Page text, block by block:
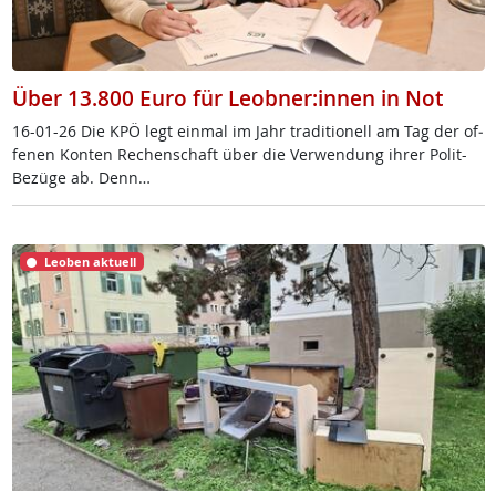
Über 13.800 Euro für Leobner:innen in Not
16-01-26 Die KPÖ legt ein­mal im Jahr tra­di­tio­nell am Tag der of­
fe­nen Kon­ten Re­chen­schaft über die Ver­wen­dung ih­rer Po­lit-
Be­zü­ge ab. Denn…
Leoben aktuell